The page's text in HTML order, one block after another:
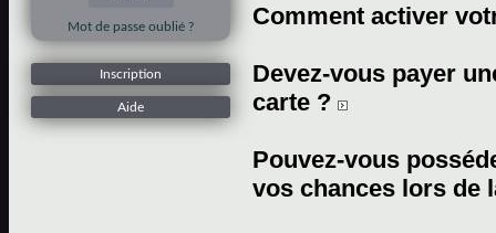
Mot de passe oublié ?
Inscription
Aide
Comment activer
Devez-vous payer
carte ?
Pouvez-vous
vos chances lors de